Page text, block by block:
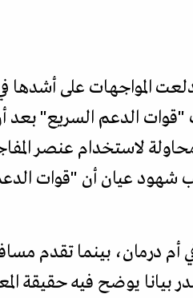
25 سبتمبر/أيلول الجاري اندلعت المواجهات
الدعم السريع" بعد
لاستخدام عنصر
شهود عيان أن "قوات
درمان، بينما تقدم
بيانا يوضح فيه حقيقة